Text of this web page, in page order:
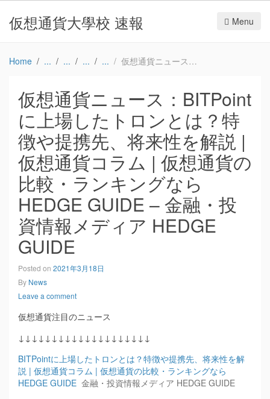
仮想通貨大學校 速報 Menu
Home 仮想通貨ニュース：BITPointに上場したトロンとは？特徴や提携先、将来性を解説 | 仮想通貨コラム | 仮想通貨の比較・ランキングならHEDGE GUIDE – 金融・投資情報メディア HEDGE GUIDE
仮想通貨ニュース：BITPoint
に上場したトロンとは？特
徴や提携先、将来性を解説 |
仮想通貨コラム | 仮想通貨の
比較・ランキングなら
HEDGE GUIDE – 金融・投
資情報メディア HEDGE
GUIDE
Posted on 2021年3月18日
By News
Leave a comment
仮想通貨注目のニュース
↓↓↓↓↓↓↓↓↓↓↓↓↓↓↓↓↓↓↓↓
BITPointに上場したトロンとは？特徴や提携先、将来性を解
説 | 仮想通貨コラム | 仮想通貨の比較・ランキングなら
HEDGE GUIDE 金融・投資情報メディア HEDGE GUIDE